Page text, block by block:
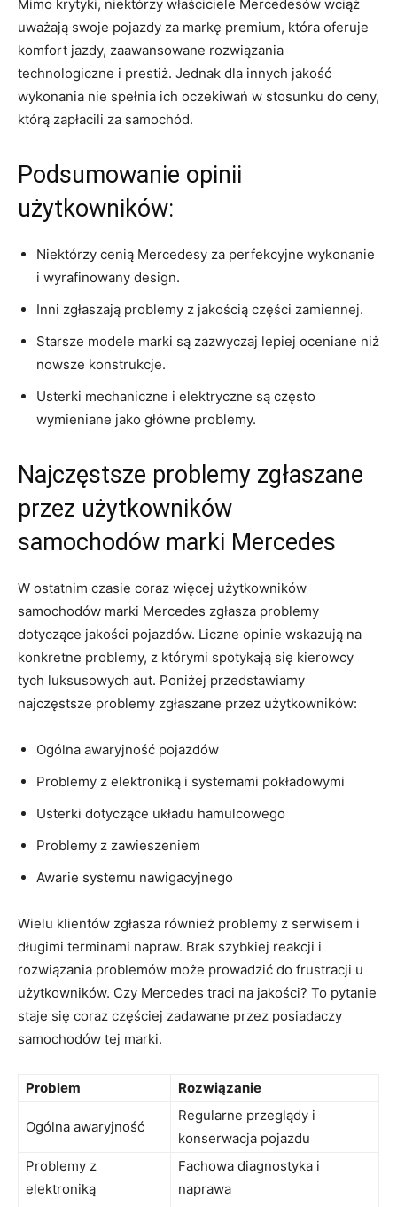
Mimo⁢ krytyki,⁣ niektórzy ⁤właściciele​ Mercedesów wciąż
⁢uważają swoje pojazdy za markę premium, która oferuje
komfort jazdy, zaawansowane rozwiązania
technologiczne ‌i⁣ prestiż. Jednak ⁤dla⁢ innych jakość⁤
wykonania⁢ nie⁤ spełnia ich ⁤oczekiwań w stosunku⁢ do ceny,
którą zapłacili‍ za samochód.
Podsumowanie opinii
⁤użytkowników:
Niektórzy cenią ⁢Mercedesy za perfekcyjne wykonanie
i wyrafinowany‌ design.
Inni ​zgłaszają problemy ​z jakością części⁤ zamiennej.
Starsze modele marki ⁤są⁢ zazwyczaj‍ lepiej oceniane niż
nowsze⁣ konstrukcje.
Usterki​ mechaniczne i ‌elektryczne są‍ często
wymieniane jako główne problemy.
Najczęstsze problemy zgłaszane​
przez użytkowników
⁤samochodów marki Mercedes
W ‍ostatnim czasie coraz więcej ⁤użytkowników
samochodów marki Mercedes ‍zgłasza problemy
dotyczące‍ jakości pojazdów. Liczne opinie​ wskazują na
⁣konkretne problemy, z ⁤którymi ‌spotykają się kierowcy⁤
tych⁢ luksusowych ⁢aut. ‌Poniżej​ przedstawiamy
najczęstsze problemy ⁤zgłaszane przez ​użytkowników:
Ogólna awaryjność pojazdów
Problemy z elektroniką i systemami pokładowymi
Usterki dotyczące układu hamulcowego
Problemy z⁣ zawieszeniem
Awarie systemu nawigacyjnego
Wielu klientów ⁤zgłasza również⁤ problemy z serwisem i‌
długimi terminami napraw. Brak ⁣szybkiej reakcji⁢ i
rozwiązania problemów może‌ prowadzić ⁢do frustracji u
użytkowników. Czy ⁢Mercedes⁣ traci na jakości?‌ To pytanie
staje się‍ coraz​ częściej zadawane przez posiadaczy
samochodów tej marki.
Problem Rozwiązanie
Ogólna awaryjność
Regularne przeglądy i
konserwacja pojazdu
Problemy z
‍elektroniką
Fachowa diagnostyka i
⁤naprawa